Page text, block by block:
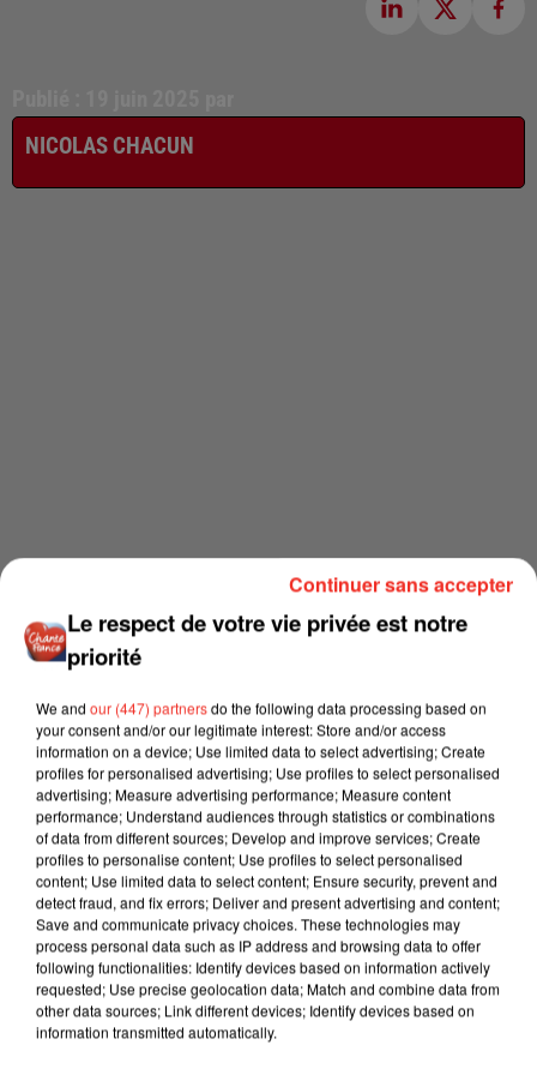
NICOLAS CHACUN
Le respect de votre vie privée est notre
priorité
We and our (447) partnersdo the following data processing based on
your consent and/or our legitimate interest: Store and/or access
information on a device; Use limited data to select advertising; Create
profiles for personalised advertising; Use profiles to select personalised
advertising; Measure advertising performance; Measure content
performance; Understand audiences through statistics or combinations
of data from different sources; Develop and improve services; Create
profiles to personalise content; Use profiles to select personalised
content; Use limited data to select content; Ensure security, prevent and
detect fraud, and fix errors; Deliver and present advertising and content;
Save and communicate privacy choices. These technologies may
process personal data such as IP address and browsing data to offer
following functionalities: Identify devices based on information actively
requested; Use precise geolocation data; Match and combine data from
other data sources; Link different devices; Identify devices based on
information transmitted automatically.
Continuer sans accepter